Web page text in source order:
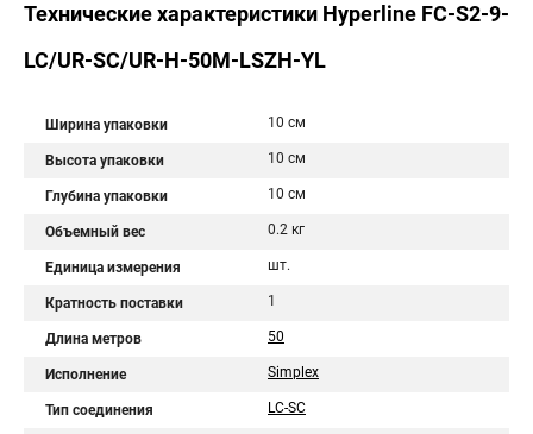
Технические характеристики Hyperline FC-S2-9-
LC/UR-SC/UR-H-50M-LSZH-YL
Ширина упаковки 10 см
Высота упаковки 10 см
Глубина упаковки 10 см
Объемный вес 0.2 кг
Единица измерения шт.
Кратность поставки 1
Длина метров 50
Исполнение Simplex
Тип соединения LC-SC